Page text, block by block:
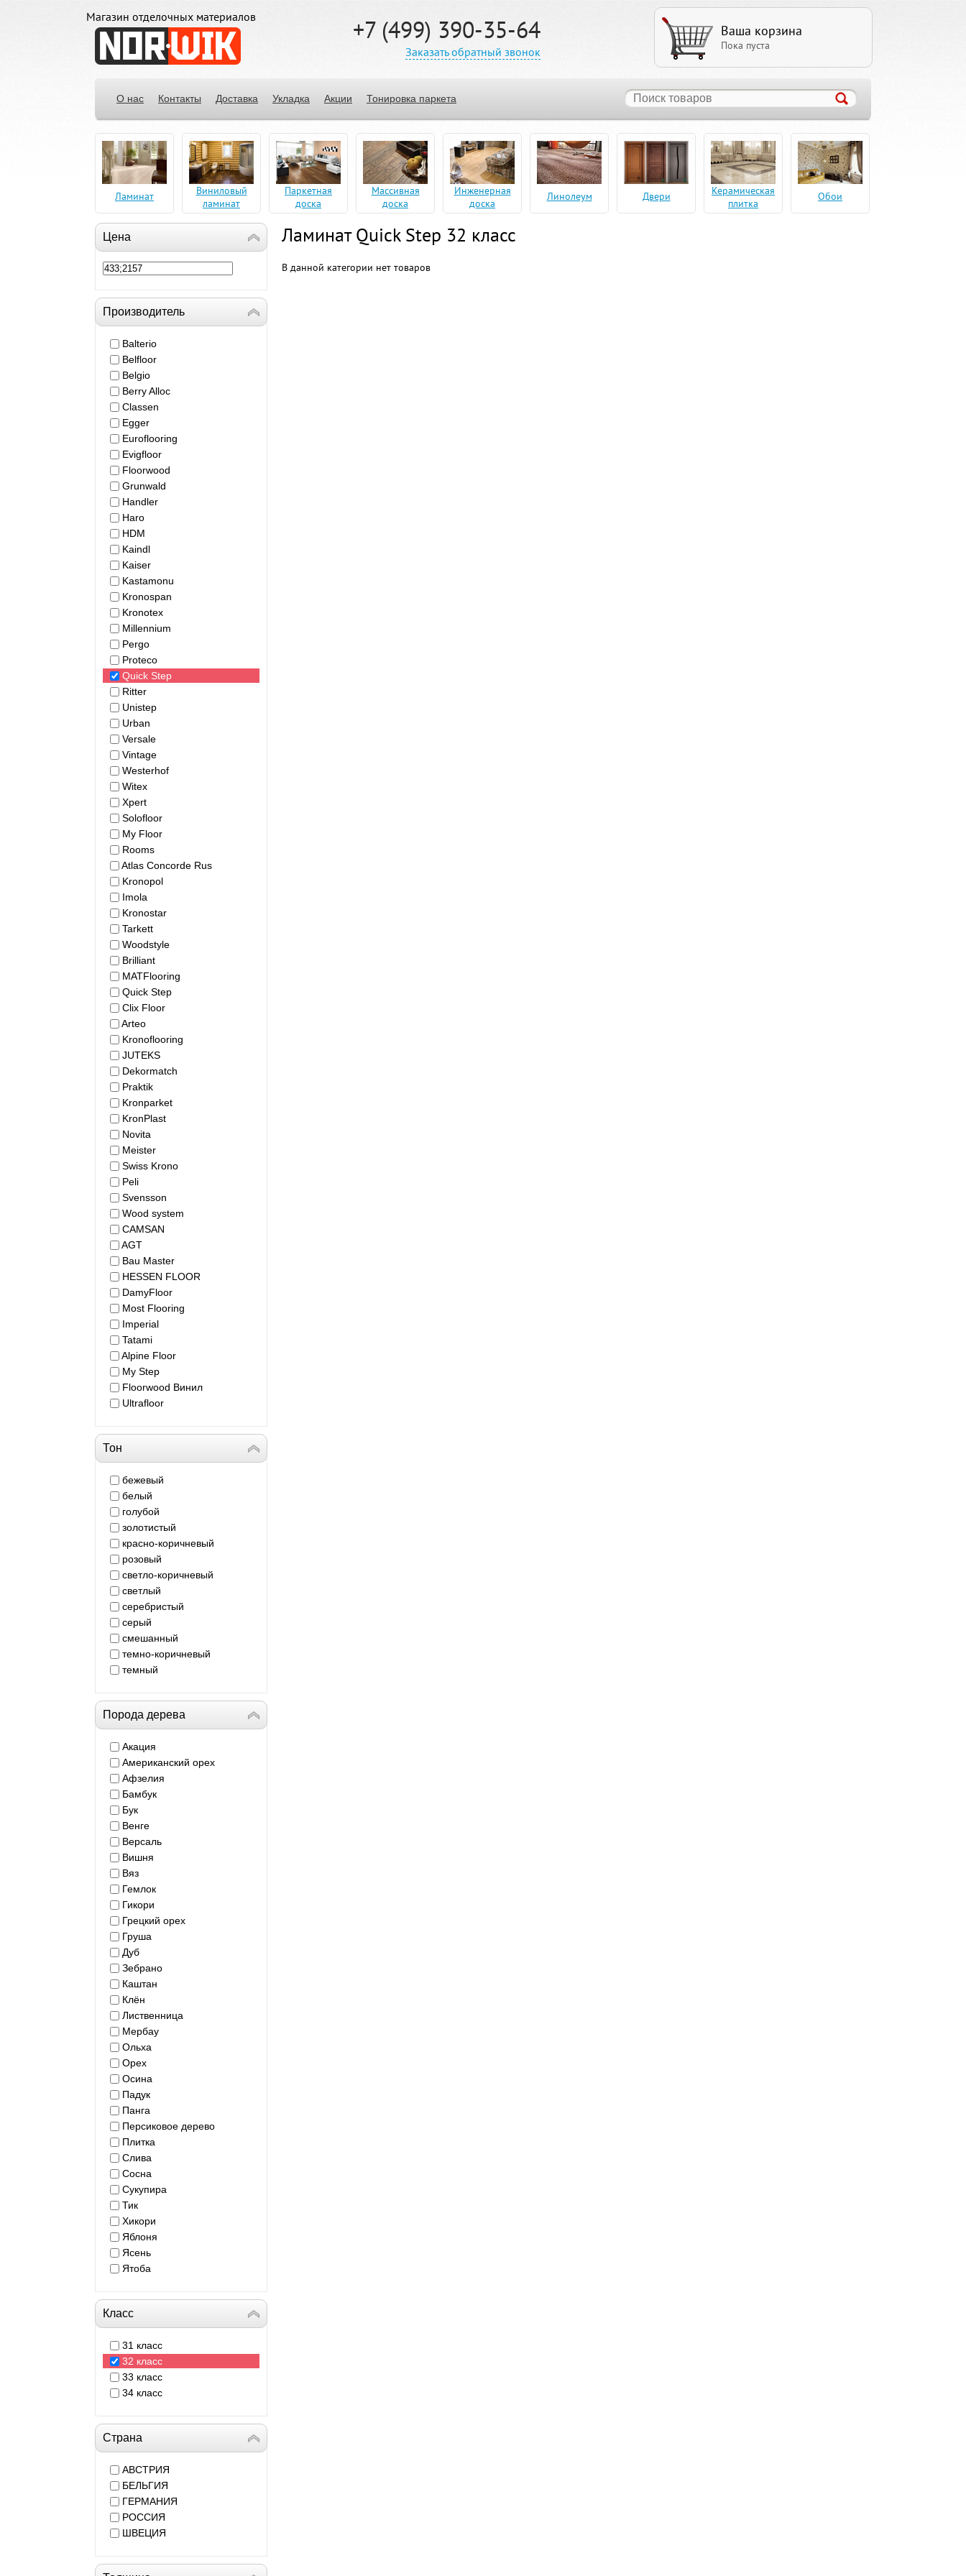
Магазин отделочных материалов +7 (499) 390-35-64
Заказать обратный звонок
Ваша корзина
Пока пуста
О нас Контакты Доставка Укладка Акции Тонировка паркета
Ламинат
Виниловый
ламинат
Паркетная
доска
Массивная
доска
Инженерная
доска
Линолеум Двери
Керамическая
плитка
Обои
Цена
Производитель
Balterio
Belfloor
Belgio
Berry Alloc
Classen
Egger
Euroflooring
Evigfloor
Floorwood
Grunwald
Handler
Haro
HDM
Kaindl
Kaiser
Kastamonu
Kronospan
Kronotex
Millennium
Pergo
Proteco
Quick Step
Ritter
Unistep
Urban
Versale
Vintage
Westerhof
Witex
Xpert
Solofloor
My Floor
Rooms
Atlas Concorde Rus
Kronopol
Imola
Kronostar
Tarkett
Woodstyle
Brilliant
MATFlooring
Quick Step
Clix Floor
Arteo
Kronoflooring
JUTEKS
Dekormatch
Praktik
Kronparket
KronPlast
Novita
Meister
Swiss Krono
Peli
Svensson
Wood system
CAMSAN
AGT
Bau Master
HESSEN FLOOR
DamyFloor
Most Flooring
Imperial
Tatami
Alpine Floor
My Step
Floorwood Винил
Ultrafloor
Тон
бежевый
белый
голубой
золотистый
красно-коричневый
розовый
светло-коричневый
светлый
серебристый
серый
смешанный
темно-коричневый
темный
Порода дерева
Акация
Американский орех
Афзелия
Бамбук
Бук
Венге
Версаль
Вишня
Вяз
Гемлок
Гикори
Грецкий орех
Груша
Дуб
Зебрано
Каштан
Клён
Лиственница
Мербау
Ольха
Орех
Осина
Падук
Панга
Персиковое дерево
Плитка
Слива
Сосна
Сукупира
Тик
Хикори
Яблоня
Ясень
Ятоба
Класс
31 класс
32 класс
33 класс
34 класс
Страна
АВСТРИЯ
БЕЛЬГИЯ
ГЕРМАНИЯ
РОССИЯ
ШВЕЦИЯ
Ламинат Quick Step 32 класс
В данной категории нет товаров